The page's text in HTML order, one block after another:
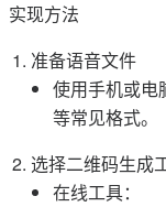
实现方法
准备语音文件
使用手机或电
等常见格式。
选择二维码生成
在线工具：